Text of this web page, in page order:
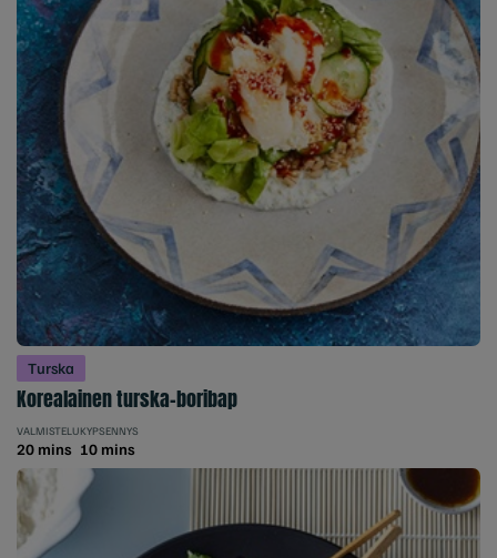
Turska
Korealainen turska-boribap
VALMISTELU
20 mins
KYPSENNYS
10 mins